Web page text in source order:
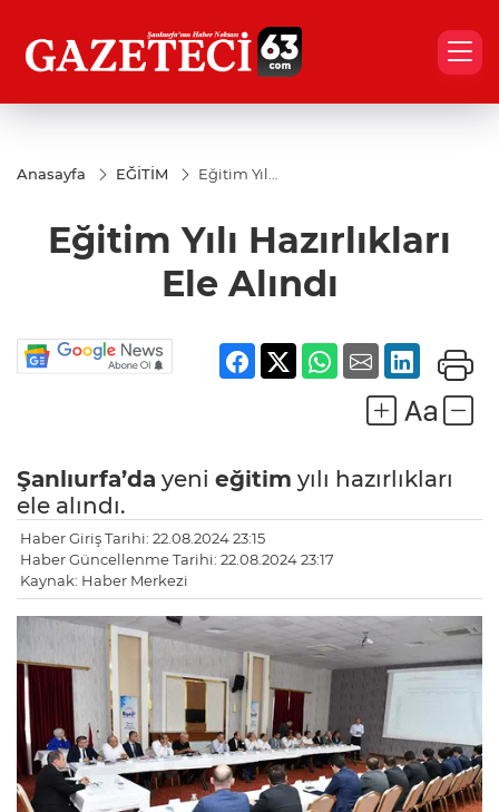
Anasayfa EĞİTİM
Eğitim Yılı
Eğitim Yılı Hazırlıkları
Ele Alındı
Şanlıurfa’da yeni eğitim yılı hazırlıkları
ele alındı.
Haber Giriş Tarihi: 22.08.2024 23:15
Haber Güncellenme Tarihi: 22.08.2024 23:17
Kaynak: Haber Merkezi